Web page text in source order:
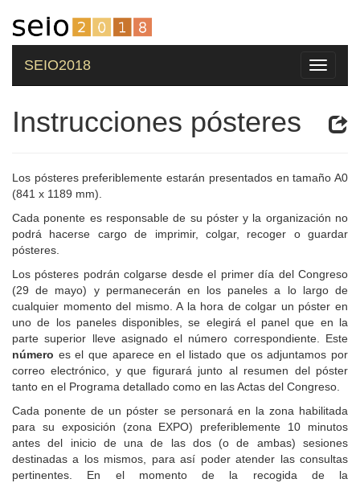
Toggle
SEIO2018
Instrucciones pósteres
Los pósteres preferiblemente estarán presentados en tamaño A0
(841 x 1189 mm).
Cada ponente es responsable de su póster y la organización no
podrá hacerse cargo de imprimir, colgar, recoger o guardar
pósteres.
Los pósteres podrán colgarse desde el primer día del Congreso
(29 de mayo) y permanecerán en los paneles a lo largo de
cualquier momento del mismo. A la hora de colgar un póster en
uno de los paneles disponibles, se elegirá el panel que en la
parte superior lleve asignado el número correspondiente. Este
número es el que aparece en el listado que os adjuntamos por
correo electrónico, y que figurará junto al resumen del póster
tanto en el Programa detallado como en las Actas del Congreso.
Cada ponente de un póster se personará en la zona habilitada
para su exposición (zona EXPO) preferiblemente 10 minutos
antes del inicio de una de las dos (o de ambas) sesiones
destinadas a los mismos, para así poder atender las consultas
pertinentes. En el momento de la recogida de la